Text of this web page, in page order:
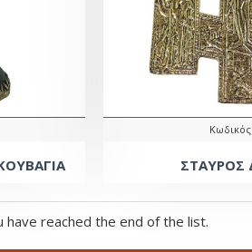
Κωδικός:
ΣΤΑΥΡΟΣ
have reached the end of the list.